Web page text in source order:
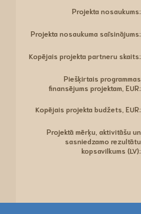
Projekta nosaukums:
Projekta nosaukuma saīsinājums:
Kopējais projekta partneru skaits:
Piešķirtais programmas
finansējums projektam, EUR:
Kopējais projekta budžets, EUR:
Projektā mērķu, aktivitāšu un
sasniedzamo rezultātu
kopsavilkums (LV):